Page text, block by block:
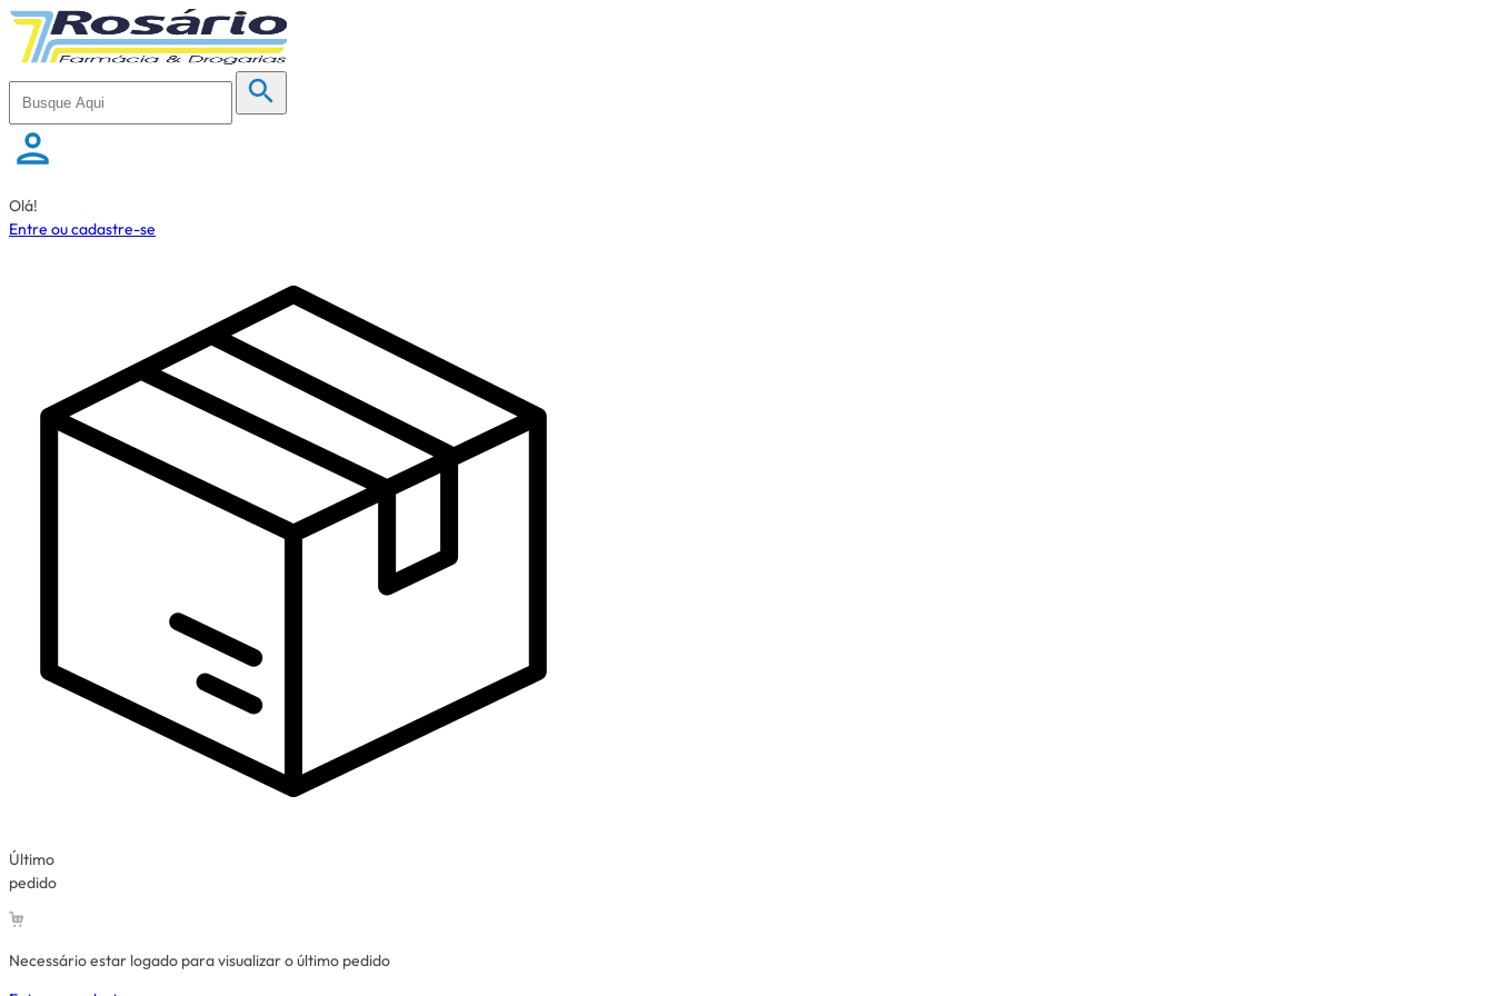
Olá!
Entre ou cadastre-se
Último
pedido
Necessário estar logado para visualizar o último pedido